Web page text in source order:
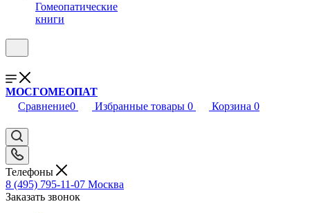
Гомеопатические
книги
МОСГОМЕОПАТ
Сравнение0 Избранные товары 0 Корзина 0
Телефоны
8 (495) 795-11-07 Москва
Заказать звонок